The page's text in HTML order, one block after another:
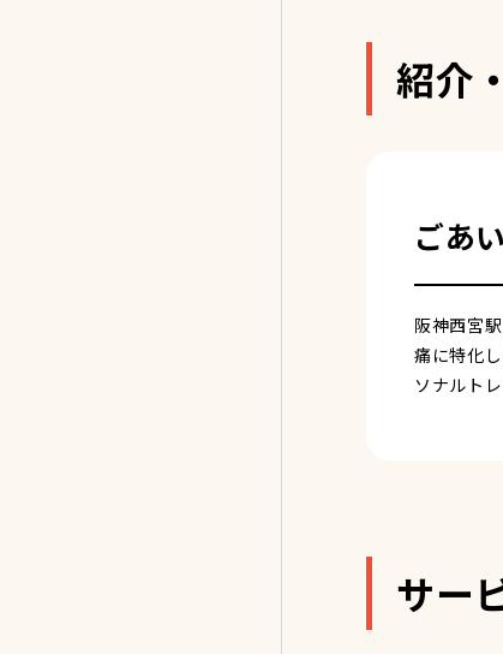
紹介
ごあ
阪神西宮
痛に特化
ソナルト
サー